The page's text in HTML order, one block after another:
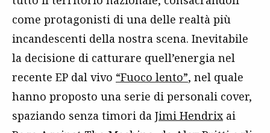
come protagonisti di una delle realtà più
incandescenti della nostra scena. Inevitabile
la decisione di catturare quell’energia nel
recente EP dal vivo “Fuoco lento”, nel quale
hanno proposto una serie di personali cover,
spaziando senza timori da Jimi Hendrixai